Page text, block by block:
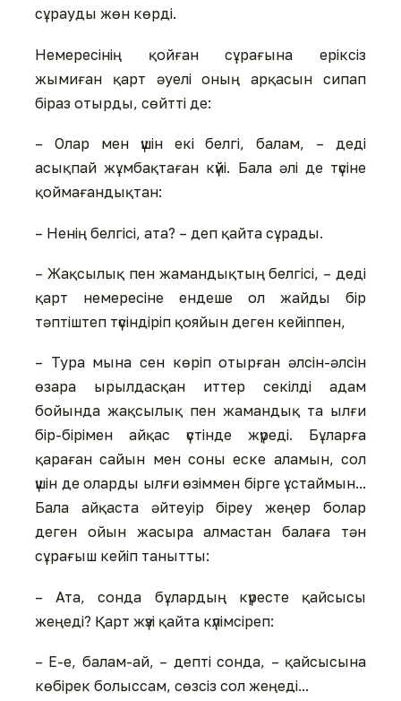
сұрауды жөн көрді.
Немересінің қойған сұрағына еріксіз
жымиған қарт әуелі оның арқасын сипап
біраз отырды, сөйтті де:
– Олар мен үшін екі белгі, балам, – деді
асықпай жұмбақтаған күйі. Бала әлі де түсіне
қоймағандықтан:
– Ненің белгісі, ата? – деп қайта сұрады.
– Жақсылық пен жамандықтың белгісі, – деді
қарт немересіне ендеше ол жайды бір
тәптіштеп түсіндіріп қояйын деген кейіппен,
– Тура мына сен көріп отырған әлсін-әлсін
өзара ырылдасқан иттер секілді адам
бойында жақсылық пен жамандық та ылғи
бір-бірімен айқас үстінде жүреді. Бұларға
қараған сайын мен соны еске аламын, сол
үшін де оларды ылғи өзіммен бірге ұстаймын...
Бала айқаста әйтеуір біреу жеңер болар
деген ойын жасыра алмастан балаға тән
сұрағыш кейіп танытты:
– Ата, сонда бұлардың күресте қайсысы
жеңеді? Қарт жүзі қайта күлімсіреп:
– Е-е, балам-ай, – депті сонда, – қайсысына
көбірек болыссам, сөзсіз сол жеңеді...